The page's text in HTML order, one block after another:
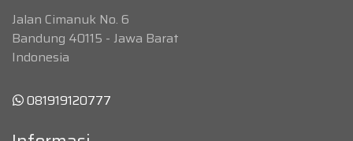
Jalan Cimanuk No. 6
Bandung 40115 - Jawa Barat
Indonesia
081919120777